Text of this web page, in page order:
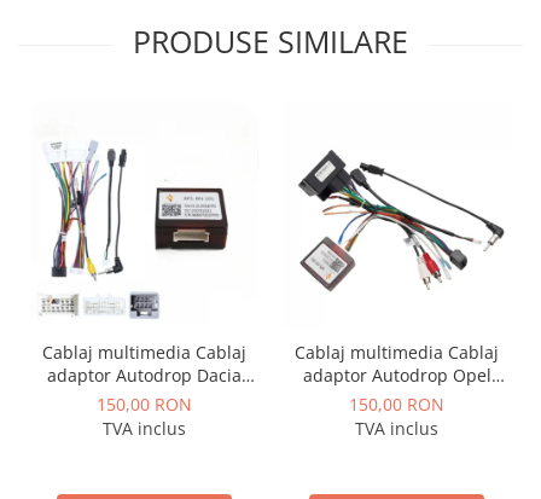
PRODUSE SIMILARE
Cablaj multimedia Cablaj
adaptor Autodrop Dacia
Logan / Sandero pentru
Navigatii multimedia
150,00 RON
TVA inclus
Cablaj multimedia Cablaj
adaptor Autodrop Opel
pentru Navigatii
multimedia Android
150,00 RON
TVA inclus